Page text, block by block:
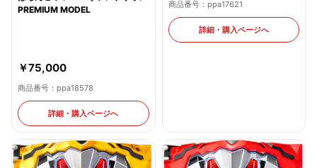
PREMIUM MODEL
￥75,000
商品番号：ppa18578
詳細・購入ページへ
商品番号：ppa17621
詳細・購入ページへ